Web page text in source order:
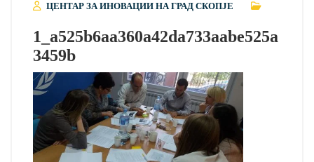
ЦЕНТАР ЗА ИНОВАЦИИ НА ГРАД СКОПЈЕ
1_a525b6aa360a42da733aabe525a
3459b